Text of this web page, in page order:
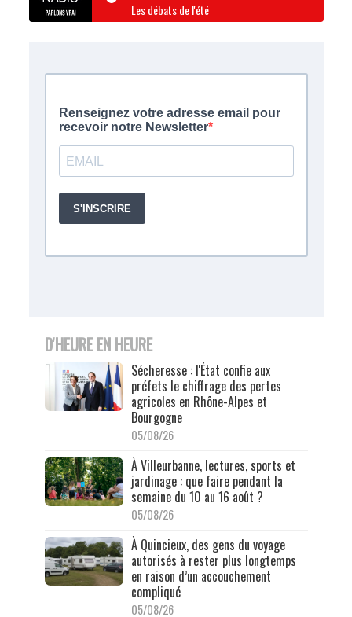
Les débats de l'été
D'HEURE EN HEURE
Sécheresse : l'État confie aux
préfets le chiffrage des pertes
agricoles en Rhône-Alpes et
Bourgogne
05/08/26
À Villeurbanne, lectures, sports et
jardinage : que faire pendant la
semaine du 10 au 16 août ?
05/08/26
À Quincieux, des gens du voyage
autorisés à rester plus longtemps
en raison d’un accouchement
compliqué
05/08/26